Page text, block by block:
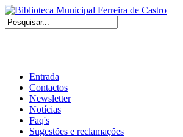
Entrada
Contactos
Newsletter
Notícias
Faq's
Sugestões e reclamações